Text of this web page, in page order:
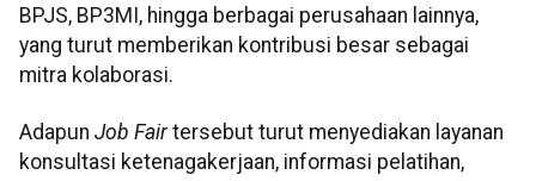
BPJS, BP3MI, hingga berbagai perusahaan lainnya,
yang turut memberikan kontribusi besar sebagai
mitra kolaborasi.
Adapun Job Fairtersebut turut menyediakan layanan
konsultasi ketenagakerjaan, informasi pelatihan,